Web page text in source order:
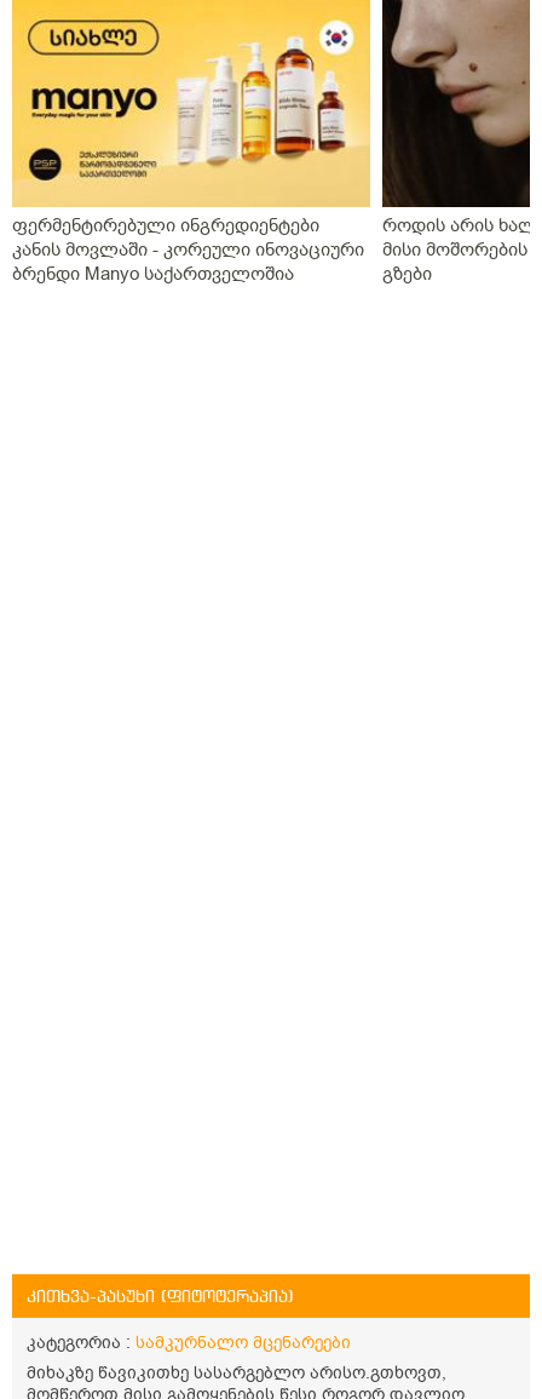
ფერმენტირებული ინგრედიენტები
კანის მოვლაში - კორეული ინოვაციური
ბრენდი Manyo საქართველოშია
როდის არის
მისი მოშორების
გზები
კითხვა-პასუხი (ფიტოტერაპია)
კატეგორია : სამკურნალო მცენარეები
მიხაკზე წავიკითხე სასარგებლო არისო.გთხოვთ,
მომწეროთ მისი გამოყენების წესი.როგორ დავლიო